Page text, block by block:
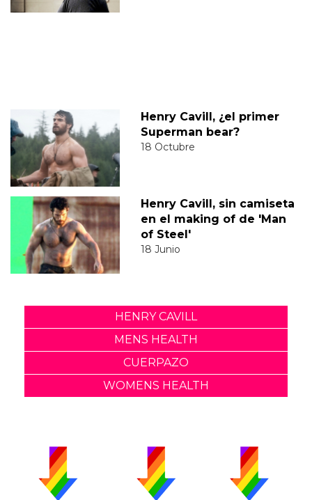
Henry Cavill, ¿el primer
Superman bear?
18 Octubre
Henry Cavill, sin camiseta
en el making of de 'Man
of Steel'
18 Junio
HENRY CAVILL
MENS HEALTH
CUERPAZO
WOMENS HEALTH